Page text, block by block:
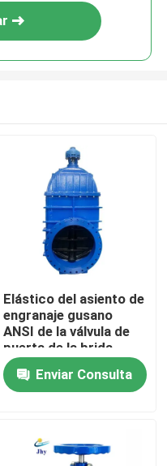
Elástico del asiento de
engranaje gusano
ANSI de la válvula de
puerta de la brida
conectado gran
diámetroEnviar Consulta